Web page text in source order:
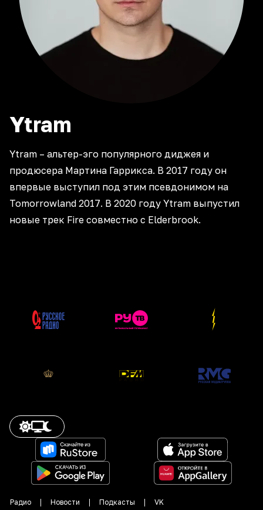
Ytram
Ytram – альтер-эго популярного диджея и
продюсера Мартина Гаррикса. В 2017 году он
впервые выступил под этим псевдонимом на
Tomorrowland 2017. В 2020 году Ytram выпустил
новые трек Fire совместно с Elderbrook.
Радио Новости Подкасты VK